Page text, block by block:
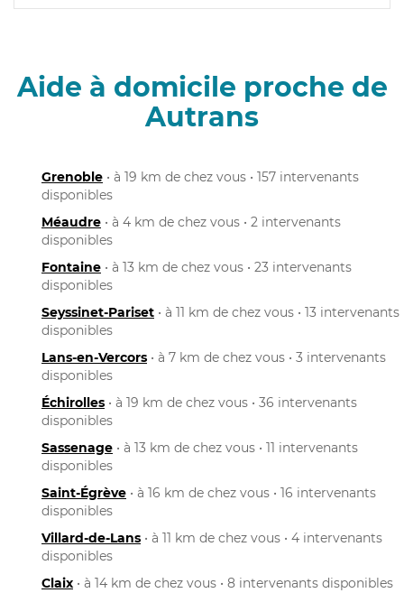
Aide à domicile proche de
Autrans
Grenoble • à 19 km de chez vous • 157 intervenants
disponibles
Méaudre • à 4 km de chez vous • 2 intervenants
disponibles
Fontaine • à 13 km de chez vous • 23 intervenants
disponibles
Seyssinet-Pariset • à 11 km de chez vous • 13 intervenants
disponibles
Lans-en-Vercors • à 7 km de chez vous • 3 intervenants
disponibles
Échirolles • à 19 km de chez vous • 36 intervenants
disponibles
Sassenage • à 13 km de chez vous • 11 intervenants
disponibles
Saint-Égrève • à 16 km de chez vous • 16 intervenants
disponibles
Villard-de-Lans • à 11 km de chez vous • 4 intervenants
disponibles
Claix • à 14 km de chez vous • 8 intervenants disponibles